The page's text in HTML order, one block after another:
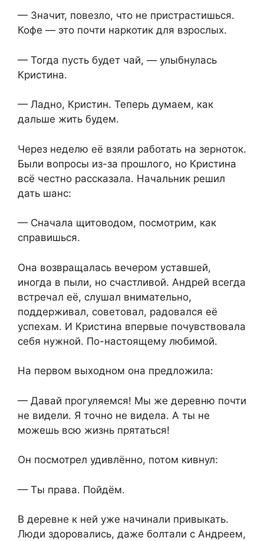
— Значит, повезло, что не пристрастишься.
Кофе — это почти наркотик для взрослых.
— Тогда пусть будет чай, — улыбнулась
Кристина.
— Ладно, Кристин. Теперь думаем, как
дальше жить будем.
Через неделю её взяли работать на зерноток.
Были вопросы из-за прошлого, но Кристина
всё честно рассказала. Начальник решил
дать шанс:
— Сначала щитоводом, посмотрим, как
справишься.
Она возвращалась вечером уставшей,
иногда в пыли, но счастливой. Андрей всегда
встречал её, слушал внимательно,
поддерживал, советовал, радовался её
успехам. И Кристина впервые почувствовала
себя нужной. По-настоящему любимой.
На первом выходном она предложила:
— Давай прогуляемся! Мы же деревню почти
не видели. Я точно не видела. А ты не
можешь всю жизнь прятаться!
Он посмотрел удивлённо, потом кивнул:
— Ты права. Пойдём.
В деревне к ней уже начинали привыкать.
Люди здоровались, даже болтали с Андреем,